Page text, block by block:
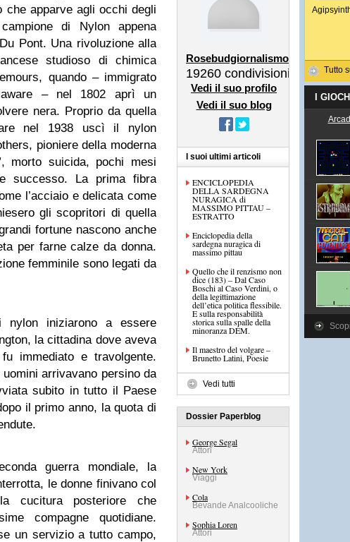
che apparve agli occhi degli
di Nylon appena
Pont. Una rivoluzione alla
studioso di chimica
quando – immigrato
– nel 1802 aprì un
nera. Proprio da quella
nel 1938 uscì il nylon
pioniere della moderna
morto suicida, pochi mesi
successo. La prima fibra
l’acciaio e delicata come
gli scopritori di quella
fortune nascono anche
per farne calze da donna.
femminile sono legati da
nylon iniziarono a essere
la cittadina dove aveva
immediato e travolgente.
arrivavano persino da
subito in tutto il Paese
il primo anno, la quota di
guerra mondiale, la
le donne finivano col
cucitura posteriore che
compagne quotidiane.
un servizio a tutto campo,
Rosebudgiornalismo
19260 condivisioni
Vedi il suo profilo
Vedi il suo blog
I suoi ultimi articoli
ENCICLOPEDIA
DELLA SARDEGNA
NURAGICA di
MASSIMO PITTAU –
ESTRATTO
Enciclopedia della
sardegna nuragica di
massimo pittau
Quello che il renzismo non
dice (183) – Dal Caso
Boschi al Caso Verdini, o
della legittimazione
dell’etica politica flessibile.
E sulla responsabilità
storica sulla spalle della
minoranza DEM.
Il maestro del volgare –
Brunetto Latini, Poesie
Vedi tutti
Dossier Paperblog
George Segal
Attori
New York
Viaggi
Cola
Bevande Analcooliche
Sophia Loren
Attori
Tutto
I